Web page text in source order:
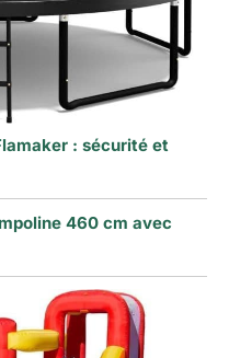
: sécurité et
460 cm avec